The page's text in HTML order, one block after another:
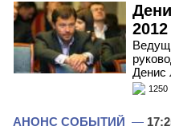
Денис
1250
АНОНС СОБЫТИЙ —